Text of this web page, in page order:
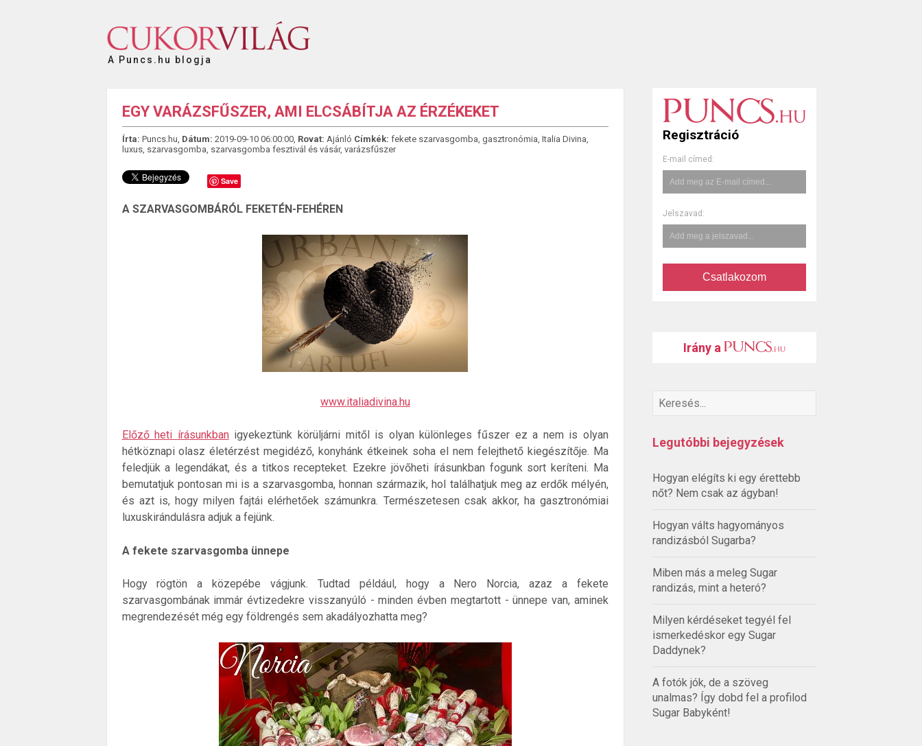
Regisztráció
E-mail címed:
Jelszavad:
Csatlakozom
Irány a
Legutóbbi bejegyzések
Hogyan elégíts ki egy érettebb
nőt? Nem csak az ágyban!
Hogyan válts hagyományos
randizásból Sugarba?
Miben más a meleg Sugar
randizás, mint a heteró?
Milyen kérdéseket tegyél fel
ismerkedéskor egy Sugar
Daddynek?
A fotók jók, de a szöveg
unalmas? Így dobd fel a profilod
Sugar Babyként!
A Puncs.hu blogja
EGY VARÁZSFŰSZER, AMI ELCSÁBÍTJA AZ ÉRZÉKEKET
Írta: Puncs.hu, Dátum: 2019-09-10 06:00:00, Rovat: Ajánló Címkék: fekete szarvasgomba, gasztronómia, Italia Divina,
luxus, szarvasgomba, szarvasgomba fesztivál és vásár, varázsfűszer
Save
A SZARVASGOMBÁRÓL FEKETÉN-FEHÉREN
www.italiadivina.hu
Előző heti írásunkbanigyekeztünk körüljárni mitől is olyan különleges fűszer ez a nem is olyan
hétköznapi olasz életérzést megidéző, konyhánk étkeinek soha el nem felejthető kiegészítője. Ma
feledjük a legendákat, és a titkos recepteket. Ezekre jövőheti írásunkban fogunk sort keríteni. Ma
bemutatjuk pontosan mi is a szarvasgomba, honnan származik, hol találhatjuk meg az erdők mélyén,
és azt is, hogy milyen fajtái elérhetőek számunkra. Természetesen csak akkor, ha gasztronómiai
luxuskirándulásra adjuk a fejünk.
A fekete szarvasgomba ünnepe
Hogy rögtön a közepébe vágjunk. Tudtad például, hogy a Nero Norcia, azaz a fekete
szarvasgombának immár évtizedekre visszanyúló - minden évben megtartott - ünnepe van, aminek
megrendezését még egy földrengés sem akadályozhatta meg?